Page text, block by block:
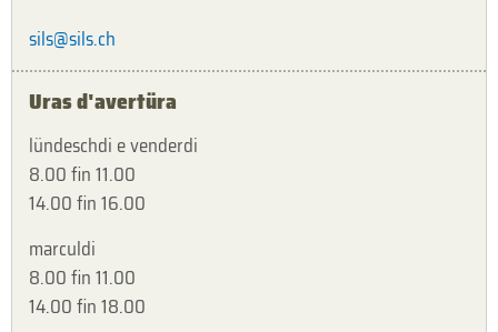
sils@sils.ch
Uras d'avertüra
lündeschdi e venderdi
8.00 fin 11.00
14.00 fin 16.00
marculdi
8.00 fin 11.00
14.00 fin 18.00